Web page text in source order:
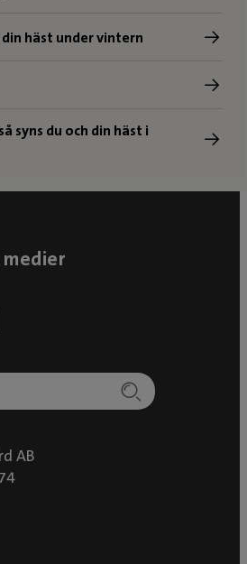
häst under vintern
syns du och din häst i
medier
AB